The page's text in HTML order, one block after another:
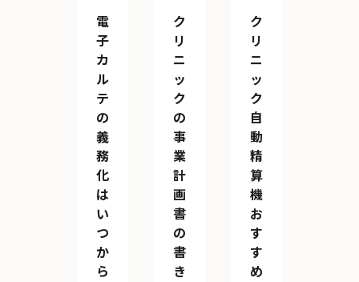
電
子
カ
ル
テ
の
義
務
化
は
い
つ
か
ら
ク
リ
ニ
ッ
ク
の
事
業
計
画
書
の
書
き
ク
リ
ニ
ッ
ク
自
動
精
算
機
お
す
す
め